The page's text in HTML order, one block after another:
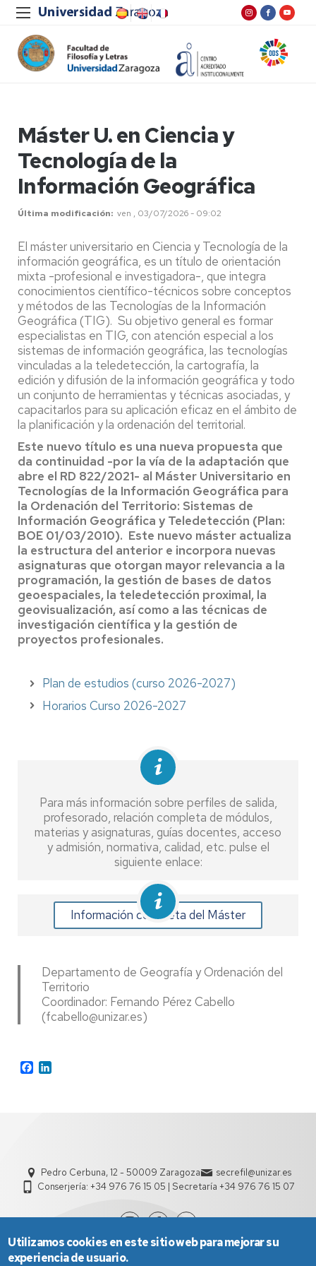
Máster U. en Ciencia y
Tecnología de la
Información Geográfica
Última modificación ven , 03/07/2026 - 09:02
El máster universitario en Ciencia y Tecnología de la
información geográfica, es un título de orientación
mixta -profesional e investigadora-, que integra
conocimientos científico-técnicos sobre conceptos
y métodos de las Tecnologías de la Información
Geográfica (TIG). Su objetivo general es formar
especialistas en TIG, con atención especial a los
sistemas de información geográfica, las tecnologías
vinculadas a la teledetección, la cartografía, la
edición y difusión de la información geográfica y todo
un conjunto de herramientas y técnicas asociadas, y
capacitarlos para su aplicación eficaz en el ámbito de
la planificación y la ordenación del territorial.
Este nuevo título es una nueva propuesta que
da continuidad -por la vía de la adaptación que
abre el RD 822/2021- al Máster Universitario en
Tecnologías de la Información Geográfica para
la Ordenación del Territorio: Sistemas de
Información Geográfica y Teledetección (Plan:
BOE 01/03/2010). Este nuevo máster actualiza
la estructura del anterior e incorpora nuevas
asignaturas que otorgan mayor relevancia a la
programación, la gestión de bases de datos
geoespaciales, la teledetección proximal, la
geovisualización, así como a las técnicas de
investigación científica y la gestión de
proyectos profesionales.
Plan de estudios (curso 2026-2027)
Horarios Curso 2026-2027
Para más información sobre perfiles de salida,
profesorado, relación completa de módulos,
materias y asignaturas, guías docentes, acceso
y admisión, normativa, calidad, etc. pulse el
siguiente enlace:
Información completa del Máster
Departamento de Geografía y Ordenación del
Territorio
Coordinador: Fernando Pérez Cabello
(fcabello@unizar.es)
Facebook
Pedro Cerbuna, 12 - 50009 Zaragoza
secrefil@unizar.es
Conserjería: +34 976 76 15 05 | Secretaría +34 976 76 15 07
Utilizamos cookies en este sitio web para mejorar su
experiencia de usuario.